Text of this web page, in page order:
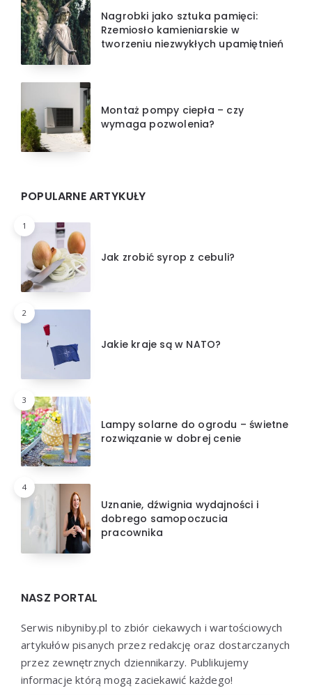
Nagrobki jako sztuka pamięci:
Rzemiosło kamieniarskie w
tworzeniu niezwykłych upamiętnień
Montaż pompy ciepła – czy
wymaga pozwolenia?
POPULARNE ARTYKUŁY
1
Jak zrobić syrop z cebuli?
2
Jakie kraje są w NATO?
3
Lampy solarne do ogrodu – świetne
rozwiązanie w dobrej cenie
4
Uznanie, dźwignia wydajności i
dobrego samopoczucia
pracownika
NASZ PORTAL
Serwis nibyniby.pl to zbiór ciekawych i wartościowych
artykułów pisanych przez redakcję oraz dostarczanych
przez zewnętrznych dziennikarzy. Publikujemy
informacje którą mogą zaciekawić każdego!